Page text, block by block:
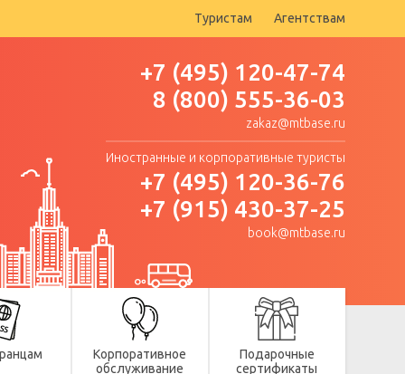
Туристам Агентствам
+7 (495) 120-47-74
8 (800) 555-36-03
zakaz@mtbase.ru
Иностранные и корпоративные туристы
+7 (495) 120-36-76
+7 (915) 430-37-25
book@mtbase.ru
Корпоративное
обслуживание
Подарочные
сертификаты